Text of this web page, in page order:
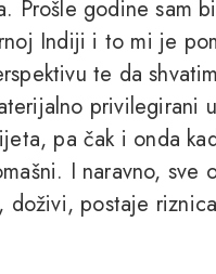
Prošle godine sam
Indiji i to mi je
te da
privilegirani
pa čak i onda
I naravno, sve
doživi, postaje